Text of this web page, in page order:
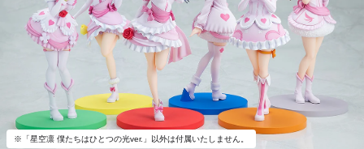
※「星空凛 僕たちはひとつの光ver.」以外は付属いたしません。